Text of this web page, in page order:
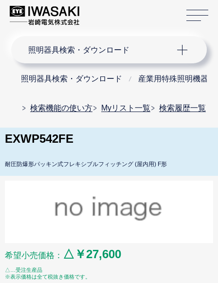
照明器具検索・ダウンロード
照明器具検索・ダウンロード 産業用特殊照明機器
検索機能の使い方 Myリスト一覧 検索履歴一覧
EXWP542FE
耐圧防爆形パッキン式フレキシブルフィッチング (屋内用) F形
希望小売価格： △￥27,600
△…受注生産品
※表示価格は全て税抜き価格です。